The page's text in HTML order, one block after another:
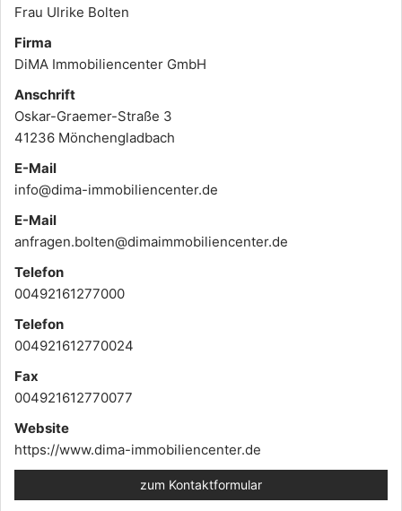
Frau Ulrike Bolten
Firma
DiMA Immobiliencenter GmbH
Anschrift
Oskar-Graemer-Straße 3
41236 Mönchengladbach
E-Mail
info@dima-immobiliencenter.de
E-Mail
anfragen.bolten@dimaimmobiliencenter.de
Telefon
00492161277000
Telefon
004921612770024
Fax
004921612770077
Website
https://www.dima-immobiliencenter.de
zum Kontaktformular